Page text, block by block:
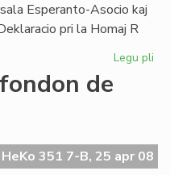
Esperanto-Asocio kaj
pri la Homaj R
Legu pli
de
HeKo 351 7-B, 25 apr 08